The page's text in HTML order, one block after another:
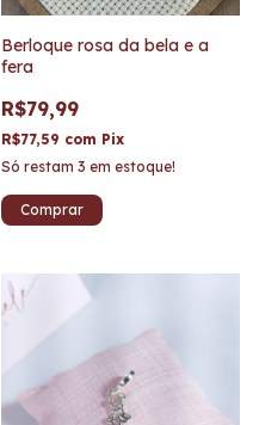
Berloque rosa da bela e a
fera
R$79,99
R$77,59 com Pix
Só restam 3 em estoque!